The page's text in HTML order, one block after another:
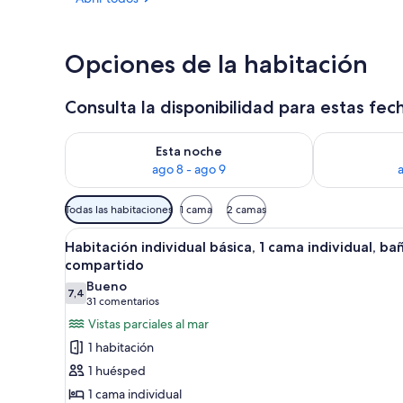
Opciones de la habitación
Consulta la disponibilidad para estas
Esta noche
ago 8 - ago 9
Consulta la disponibilidad para esta noche, ago 8 -
Consulta la
Filtros
disponibles
para
las
habitaciones
Todas las habitaciones 1 cama 2 camas
Abrir
todas
las
fotos
de
Habitación
individual
básica,
Un dormitorio con cama,
17
Habitación individual básica, 1 cama individual,
compartido
7,47,4 de 10
Bueno
31 comentarios
(31 comentarios)
Vistas parciales al mar
1 habitación
1 huésped
1 cama individual